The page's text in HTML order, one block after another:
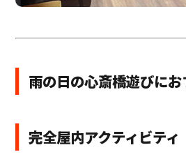
雨の日の心斎橋遊びに
完全屋内アクティビティ